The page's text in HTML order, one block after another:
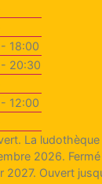
18:00
20:30
12:00
La
2026.
2027. Ouvert